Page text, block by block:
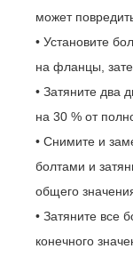
может
• Установите
на фланцы,
• Затяните два
на 30 % от
• Снимите и
болтами и
общего
• Затяните все
конечного